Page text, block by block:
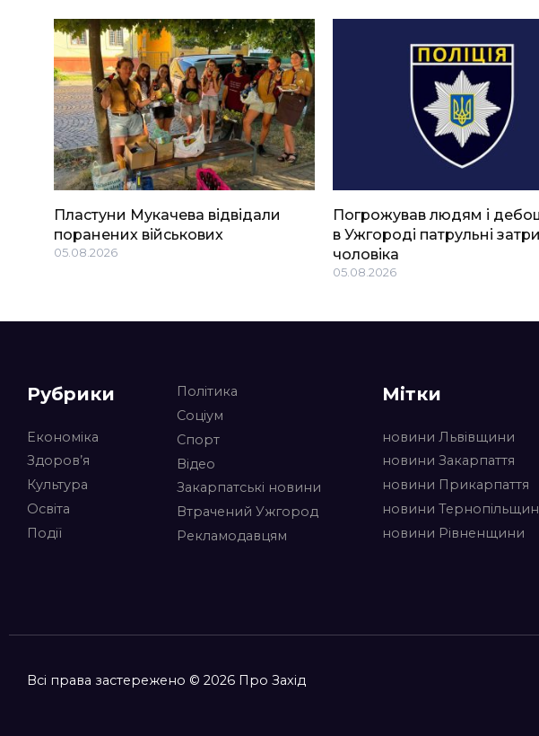
Пластуни Мукачева відвідали
поранених військових
05.08.2026
Погрожував людям і
в Ужгороді патрульні
чоловіка
05.08.2026
Рубрики
Економіка
Здоров’я
Культура
Освіта
Події
Політика
Соціум
Спорт
Відео
Закарпатські новини
Втрачений Ужгород
Рекламодавцям
Мітки
новини Львівщини
новини Закарпаття
новини Прикарпаття
новини
новини Рівненщини
Всі права застережено © 2026 Про Захід